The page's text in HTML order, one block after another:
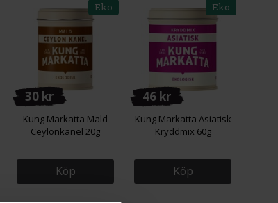
30 kr
Eko
Kung Markatta Mald
Ceylonkanel 20g
Köp
46 kr
Eko
Kung Markatta Asiatisk
Kryddmix 60g
Köp